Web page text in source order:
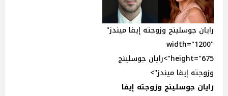
رايان جوسلينج وزوجته إيفا ميندز"
width="1200"
height="675">رايان جوسلينج
وزوجته إيفا ميندز">
رايان جوسلينج وزوجته إيفا